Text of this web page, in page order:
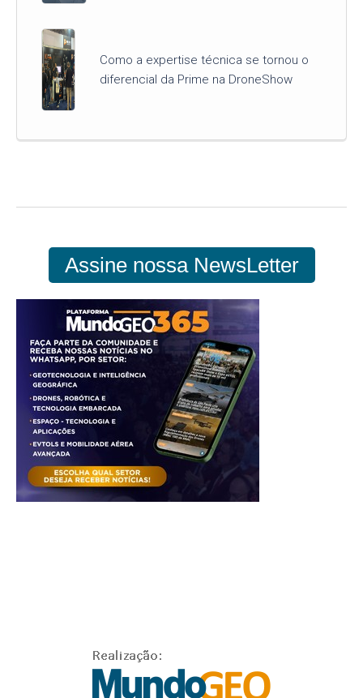
Como a expertise técnica se tornou o
diferencial da Prime na DroneShow
Assine nossa NewsLetter